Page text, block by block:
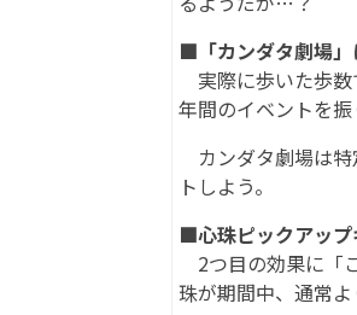
■「カンダタ劇場」
実際に歩いた歩数
年間のイベントを
カンダタ劇場は特
トしよう。
■心珠ピックアッ
2つ目の効果に「
珠が期間中、通常